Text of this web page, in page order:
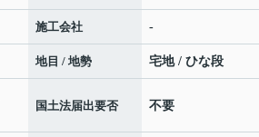
施工会社 -
地目 / 地勢 宅地 / ひな段
国土法届出要否 不要